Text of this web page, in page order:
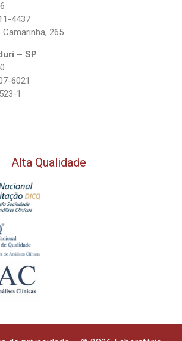
4437
Camarinha, 265
– SP
6021
1
Alta Qualidade